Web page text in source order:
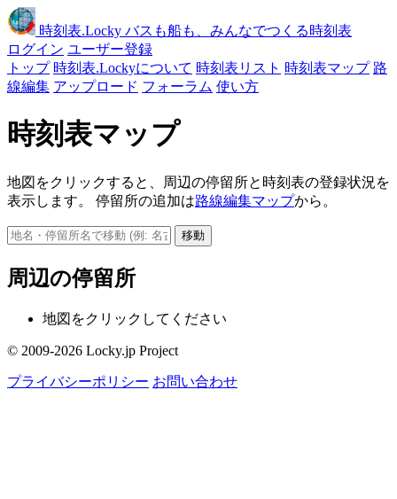
時刻表.Locky バスも船も、みんなでつくる時刻表
ログイン ユーザー登録
トップ 時刻表.Lockyについて 時刻表リスト 時刻表マップ 路
線編集 アップロード フォーラム 使い方
時刻表マップ
地図をクリックすると、周辺の停留所と時刻表の登録状況を
表示します。 停留所の追加は路線編集マップから。
移動
周辺の停留所
地図をクリックしてください
© 2009-2026 Locky.jp Project
プライバシーポリシー お問い合わせ